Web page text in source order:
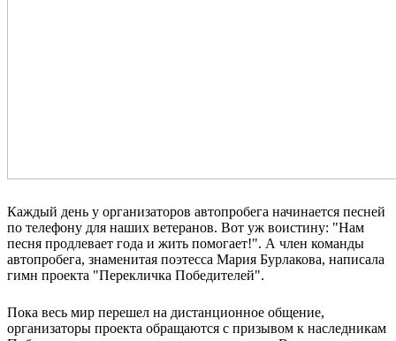
Каждый день у организаторов автопробега начинается песней
по телефону для наших ветеранов. Вот уж воистину: "Нам
песня продлевает года и жить помогает!". А член команды
автопробега, знаменитая поэтесса Мария Бурлакова, написала
гимн проекта "Перекличка Победителей".
Пока весь мир перешел на дистанционное общение,
организаторы проекта обращаются с призывом к наследникам